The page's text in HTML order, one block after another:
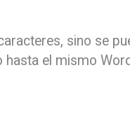
sino se
hasta el mismo